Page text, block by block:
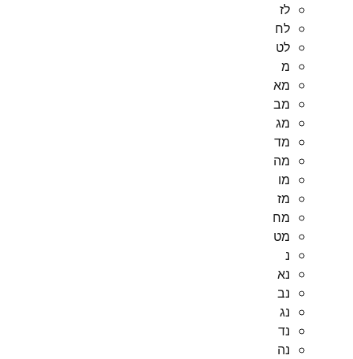
לז
לח
לט
מ
מא
מב
מג
מד
מה
מו
מז
מח
מט
נ
נא
נב
נג
נד
נה